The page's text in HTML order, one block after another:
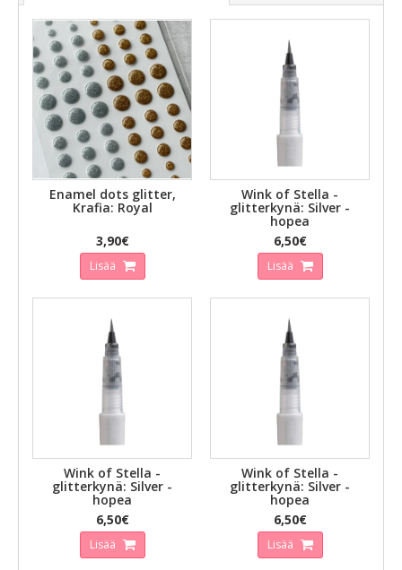
Enamel dots glitter,
Krafia: Royal
3,90€
Lisää
Wink of Stella -
glitterkynä: Silver -
hopea
6,50€
Lisää
Wink of Stella -
glitterkynä: Silver -
hopea
6,50€
Lisää
Wink of Stella -
glitterkynä: Silver -
hopea
6,50€
Lisää